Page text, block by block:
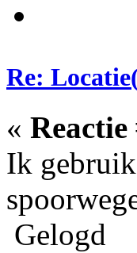
Re:
« Reactie
Ik
Gelogd